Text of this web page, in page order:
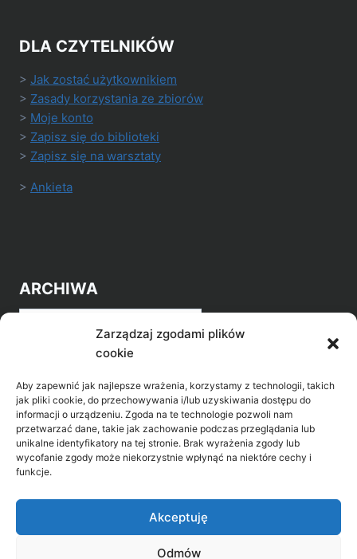
Zarządzaj zgodami plików
cookie
Aby zapewnić jak najlepsze wrażenia, korzystamy z technologii, takich
jak pliki cookie, do przechowywania i/lub uzyskiwania dostępu do
informacji o urządzeniu. Zgoda na te technologie pozwoli nam
przetwarzać dane, takie jak zachowanie podczas przeglądania lub
unikalne identyfikatory na tej stronie. Brak wyrażenia zgody lub
wycofanie zgody może niekorzystnie wpłynąć na niektóre cechy i
funkcje.
Akceptuję
Odmów
DLA CZYTELNIKÓW
> Jak zostać użytkownikiem
> Zasady korzystania ze zbiorów
> Moje konto
> Zapisz się do biblioteki
> Zapisz się na warsztaty
> Ankieta
ARCHIWA
Archiwa
POZNAJ LEPIEJ NASZ REGION
>Gołdap Mazurski Zdrój